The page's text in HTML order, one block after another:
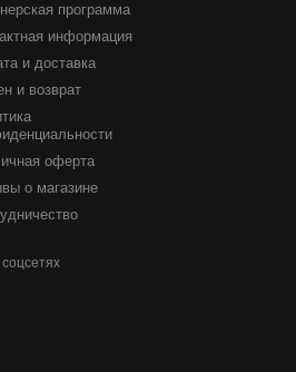
программа
информация
и доставка
и возврат
оферта
о магазине